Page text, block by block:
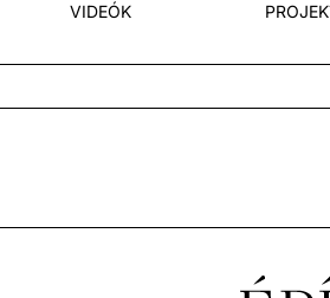
VIDEÓK